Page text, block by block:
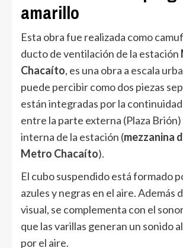
amarillo
Esta obra fue realizada como
ducto de ventilación de la estación
Chacaíto, es una obra a escala
puede percibir como dos piezas
están integradas por la
entre la parte externa (Plaza Brión)
interna de la estación (mezzanina
Metro Chacaíto).
El cubo suspendido está formado
azules y negras en el aire. Además
visual, se complementa con el
que las varillas generan un sonido
por el aire.